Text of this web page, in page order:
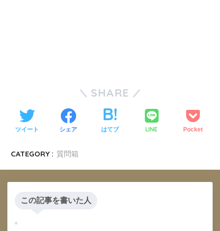
SHARE
ツイート シェア はてブ LINE Pocket
CATEGORY : 質問箱
この記事を書いた人